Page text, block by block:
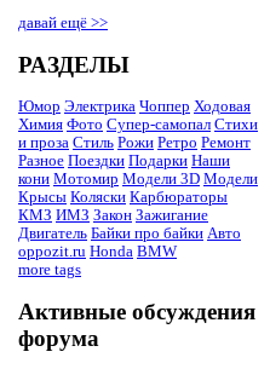
давай ещё >>
РАЗДЕЛЫ
Юмор Электрика Чоппер Ходовая
Химия Фото Супер-самопал Стихи
и проза Стиль Рожи Ретро Ремонт
Разное Поездки Подарки Наши
кони Мотомир Модели 3D Модели
Крысы Коляски Карбюраторы
КМЗ ИМЗ Закон Зажигание
Двигатель Байки про байки Авто
oppozit.ru Honda BMW
more tags
Активные обсуждения
форума